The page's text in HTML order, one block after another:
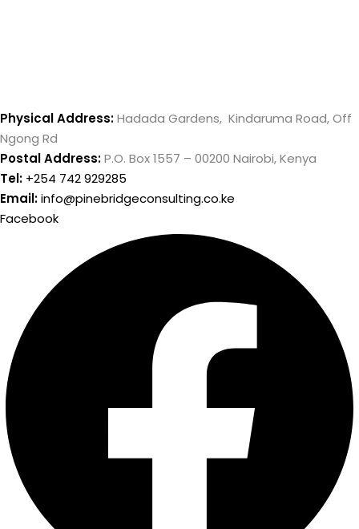
Physical Address:Hadada Gardens, Kindaruma Road, Off
Ngong Rd
Postal Address:P.O. Box 1557 – 00200 Nairobi, Kenya
Tel: +254 742 929285
Email:info@pinebridgeconsulting.co.ke
Facebook